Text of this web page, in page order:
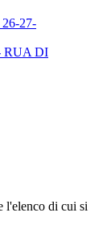
27-
RUA DI
l'elenco di cui si